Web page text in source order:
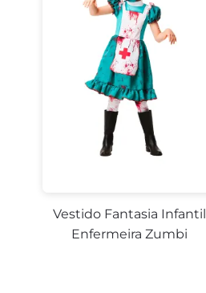
Vestido Fantasia Infantil
Enfermeira Zumbi